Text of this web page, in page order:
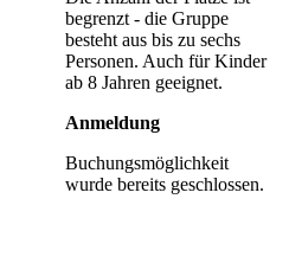
begrenzt - die Gruppe
besteht aus bis zu sechs
Personen. Auch für Kinder
ab 8 Jahren geeignet.
Anmeldung
Buchungsmöglichkeit
wurde bereits geschlossen.